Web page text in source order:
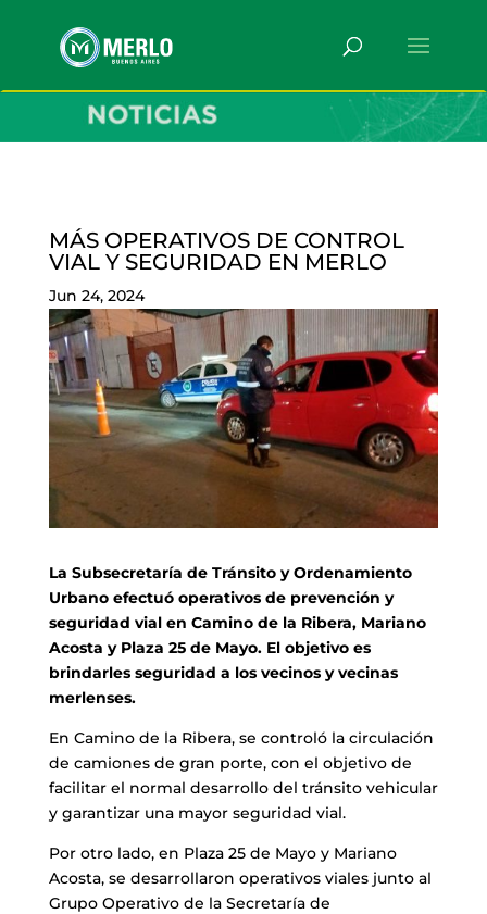
MÁS OPERATIVOS DE CONTROL
VIAL Y SEGURIDAD EN MERLO
Jun 24, 2024
La Subsecretaría de Tránsito y Ordenamiento
Urbano efectuó operativos de prevención y
seguridad vial en Camino de la Ribera, Mariano
Acosta y Plaza 25 de Mayo. El objetivo es
brindarles seguridad a los vecinos y vecinas
merlenses.
En Camino de la Ribera, se controló la circulación
de camiones de gran porte, con el objetivo de
facilitar el normal desarrollo del tránsito vehicular
y garantizar una mayor seguridad vial.
Por otro lado, en Plaza 25 de Mayo y Mariano
Acosta, se desarrollaron operativos viales junto al
Grupo Operativo de la Secretaría de